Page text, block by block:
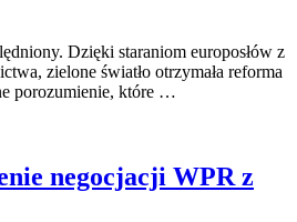
Dzięki staraniom europosłów z
zielone światło otrzymała reforma
porozumienie, które …
negocjacji WPR z